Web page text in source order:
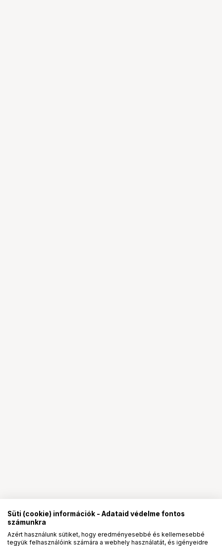
Süti (cookie) információk - Adataid védelme fontos
számunkra
Azért használunk sütiket, hogy eredményesebbé és kellemesebbé
tegyük felhasználóink számára a webhely használatát, és igényeidre